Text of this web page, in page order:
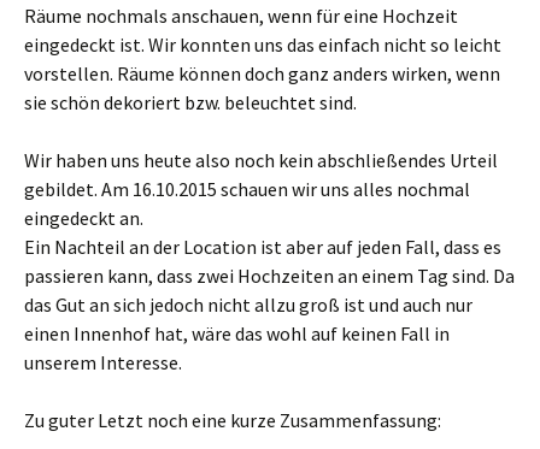
Räume nochmals anschauen, wenn für eine Hochzeit
eingedeckt ist. Wir konnten uns das einfach nicht so leicht
vorstellen. Räume können doch ganz anders wirken, wenn
sie schön dekoriert bzw. beleuchtet sind.
Wir haben uns heute also noch kein abschließendes Urteil
gebildet. Am 16.10.2015 schauen wir uns alles nochmal
eingedeckt an.
Ein Nachteil an der Location ist aber auf jeden Fall, dass es
passieren kann, dass zwei Hochzeiten an einem Tag sind. Da
das Gut an sich jedoch nicht allzu groß ist und auch nur
einen Innenhof hat, wäre das wohl auf keinen Fall in
unserem Interesse.
Zu guter Letzt noch eine kurze Zusammenfassung: